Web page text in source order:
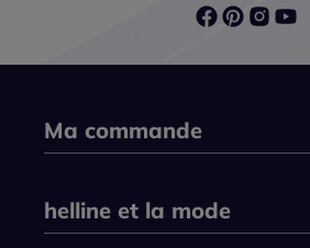
Ma commande
helline et la mode